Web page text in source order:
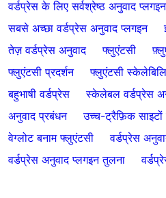
वर्डप्रेस के लिए सर्वश्रेष्ठ अनुवाद प्लगइन
सबसे अच्छा वर्डप्रेस अनुवाद प्लगइन
तेज़ वर्डप्रेस अनुवाद
फ्लुएंटसी
फ्लुएंटसी प्रदर्शन
फ्लुएंटसी
बहुभाषी वर्डप्रेस
स्केलेबल वर्डप्रेस
अनुवाद प्रबंधन
उच्च-ट्रैफ़िक
वेग्लोट बनाम फ्लुएंटसी
वर्डप्रेस
वर्डप्रेस अनुवाद प्लगइन तुलना